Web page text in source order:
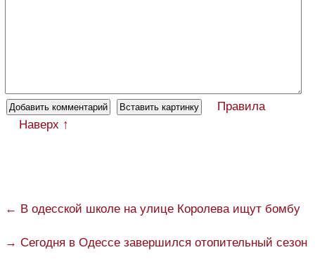
Правила
Наверх ↑
← В одесской школе на улице Королева ищут бомбу
→ Сегодня в Одессе завершился отопительный сезон